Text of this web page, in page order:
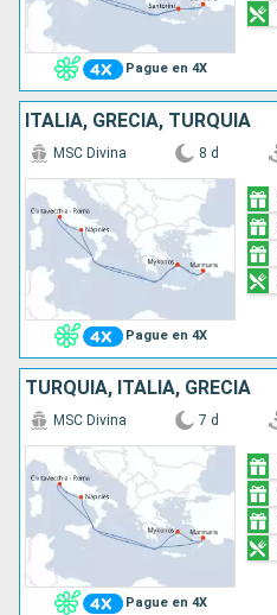
Pague en 4X
ITALIA, GRECIA, TURQUÍA
Pague en 4X
MSC Divina 8 d
TURQUÍA, ITALIA, GRECIA
Pague en 4X
MSC Divina 7 d